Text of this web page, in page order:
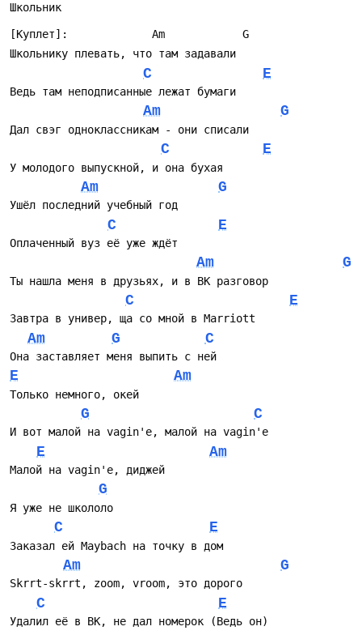
Школьник
[Куплет]:             Am            G
Школьнику плевать, что там задавали
C E
Ведь там неподписанные лежат бумаги
Am G
Дал свэг одноклассникам - они списали
C E
У молодого выпускной, и она бухая
Am G
Ушёл последний учебный год
C E
Оплаченный вуз её уже ждёт
Am G
Ты нашла меня в друзьях, и в ВК разговор
C E
Завтра в универ, ща со мной в Marriott
Am G C
Она заставляет меня выпить с ней
E Am
Только немного, окей
G C
И вот малой на vagin'е, малой на vagin'е
E Am
Малой на vagin'е, диджей
G
Я уже не школоло
C E
Заказал ей Maybach на точку в дом
Am G
Skrrt-skrrt, zoom, vroom, это дорого
C E
Удалил её в ВК, не дал номерок (Ведь он)